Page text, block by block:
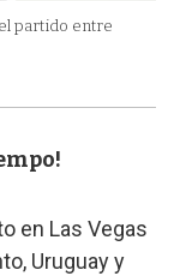
partido entre
en Las Vegas
Uruguay y